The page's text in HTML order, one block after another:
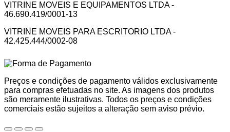
VITRINE MOVEIS E EQUIPAMENTOS LTDA -
46.690.419/0001-13
VITRINE MOVEIS PARA ESCRITORIO LTDA -
42.425.444/0002-08
Preços e condições de pagamento válidos exclusivamente
para compras efetuadas no site. As imagens dos produtos
são meramente ilustrativas. Todos os preços e condições
comerciais estão sujeitos a alteração sem aviso prévio.